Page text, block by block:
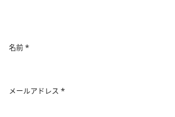
名前*
メールアドレス *